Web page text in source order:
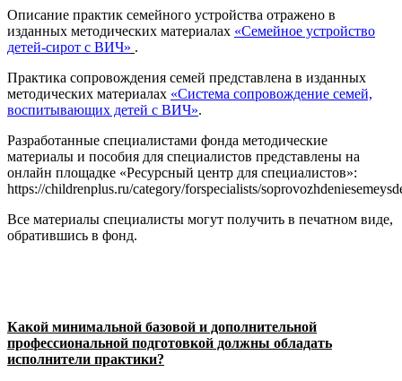
Описание практик семейного устройства отражено в
изданных методических материалах «Семейное устройство
детей-сирот с ВИЧ» .
Практика сопровождения семей представлена в изданных
методических материалах «Система сопровождение семей,
воспитывающих детей с ВИЧ».
Разработанные специалистами фонда методические
материалы и пособия для специалистов представлены на
онлайн площадке «Ресурсный центр для специалистов»:
https://childrenplus.ru/category/forspecialists/
Все материалы специалисты могут получить в печатном виде,
обратившись в фонд.
Какой минимальной базовой и дополнительной
профессиональной подготовкой должны обладать
исполнители практики?